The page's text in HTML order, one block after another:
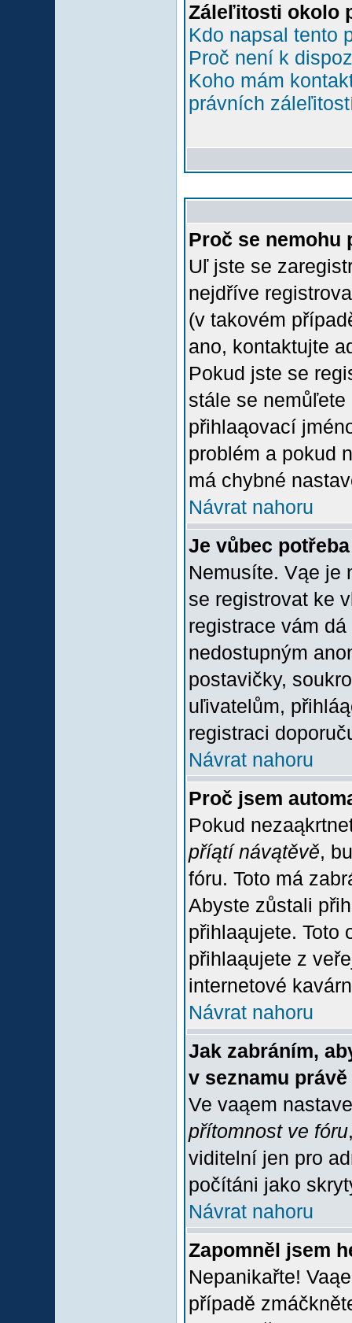
Záleľitosti okolo
Kdo napsal tento
Proč není k
Koho mám
právních
Proč se nemohu
Uľ jste se
nejdříve
(v takovém
ano, kontaktujte
Pokud jste se
stále se
přihlaąovací
problém a pokud
má chybné
Návrat nahoru
Je vůbec
Nemusíte. Vąe je
se registrovat ke
registrace vám
nedostupným
postavičky,
uľivatelům,
registraci
Návrat nahoru
Proč jsem
Pokud
příątí návątěvě,
fóru. Toto má
Abyste zůstali
přihlaąujete. Toto
přihlaąujete z
internetové
Návrat nahoru
Jak zabráním,
v seznamu
Ve vaąem
přítomnost ve fóru
viditelní jen pro
počítáni jako
Návrat nahoru
Zapomněl jsem
Nepanikařte!
případě